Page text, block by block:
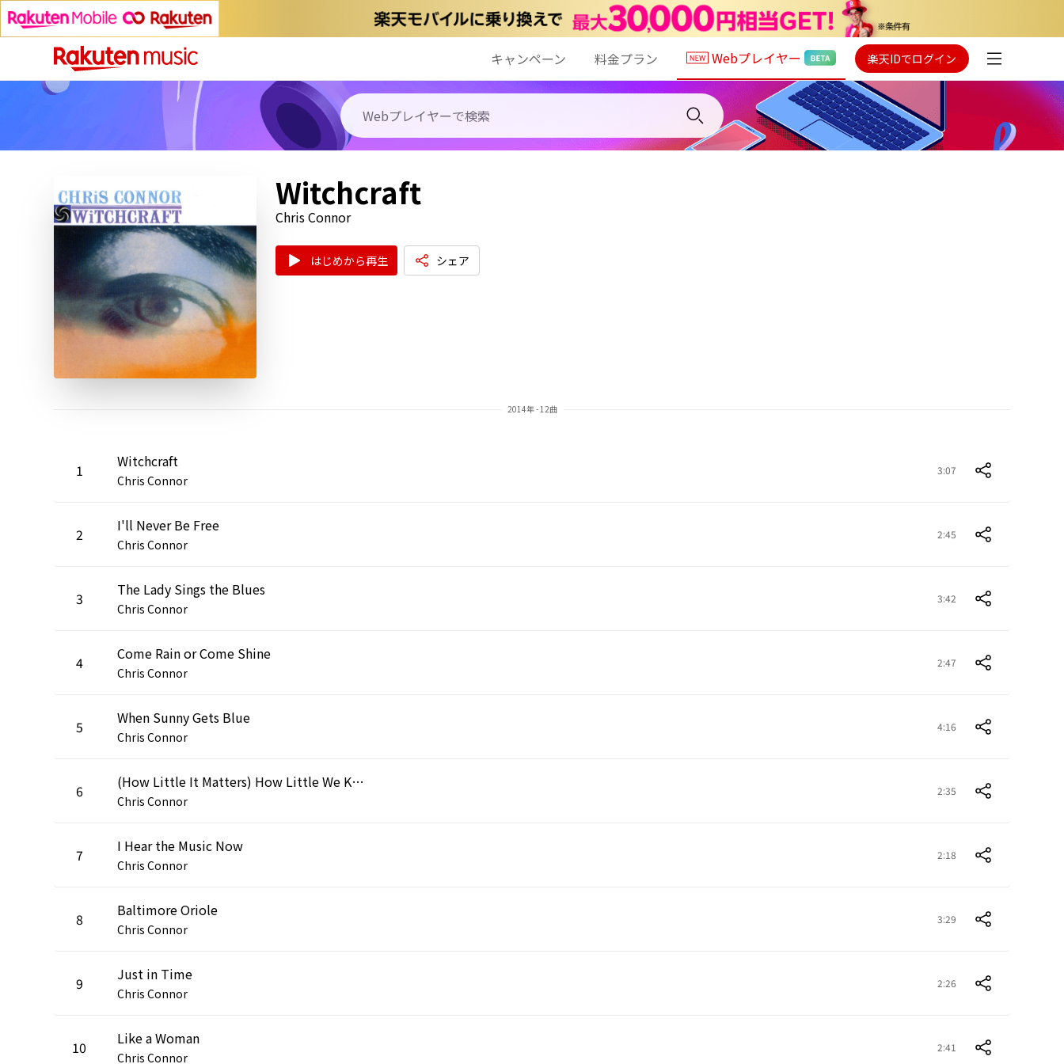
キャンペーン 料金プラン Webプレイヤー 楽天IDでログイン
Witchcraft
Chris Connor
はじめから再生 シェア
2014年 - 12曲
1 Witchcraft
Chris Connor
3:07
2 I'll Never Be Free
Chris Connor
2:45
3 The Lady Sings the Blues
Chris Connor
3:42
4 Come Rain or Come Shine
Chris Connor
2:47
5 When Sunny Gets Blue
Chris Connor
4:16
6 (How Little It Matters) How Little We Know
Chris Connor
2:35
7 I Hear the Music Now
Chris Connor
2:18
8 Baltimore Oriole
Chris Connor
3:29
9 Just in Time
Chris Connor
2:26
10 Like a Woman
Chris Connor
2:41